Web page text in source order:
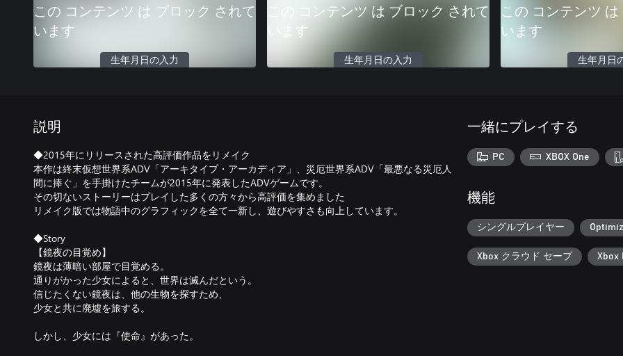
この コンテンツ は ブロック されて
います
生年月日の入力
この コンテンツ は ブロック されて
います
生年月日の入力
この コンテンツ
います
生年月日
説明
◆2015年にリリースされた高評価作品をリメイク
本作は終末仮想世界系ADV「アーキタイプ・アーカディア」、災厄世界系ADV「最悪なる災厄人
間に捧ぐ」を手掛けたチームが2015年に発表したADVゲームです。
その切ないストーリーはプレイした多くの方々から高評価を集めました
リメイク版では物語中のグラフィックを全て一新し、遊びやすさも向上しています。
◆Story
【鏡夜の目覚め】
鏡夜は薄暗い部屋で目覚める。
通りがかった少女によると、世界は滅んだという。
信じたくない鏡夜は、他の生物を探すため、
少女と共に廃墟を旅する。
しかし、少女には『使命』があった。
一緒にプレイする
PC XBOX One
機能
シングルプレイヤー
Xbox クラウド セーブ Xbox